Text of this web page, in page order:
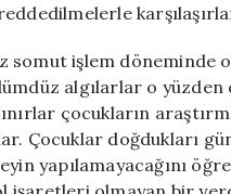
somut işlem döneminde
algılarlar o yüzden
çocukların
Çocuklar doğdukları
yapılamayacağını